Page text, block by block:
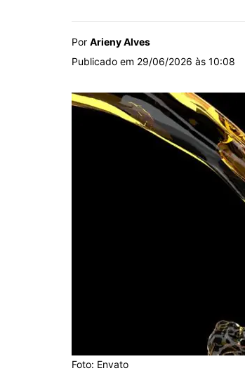
Por Arieny Alves
Publicado em 29/06/2026 às 10:08
Foto: Envato